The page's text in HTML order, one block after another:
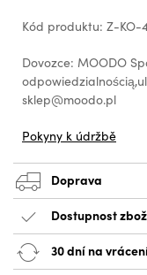
Kód produktu: Z-KO-
Dovozce: MOODO
sklep@moodo.pl
Pokyny k údržbě
Doprava
Dostupnost
30 dní na